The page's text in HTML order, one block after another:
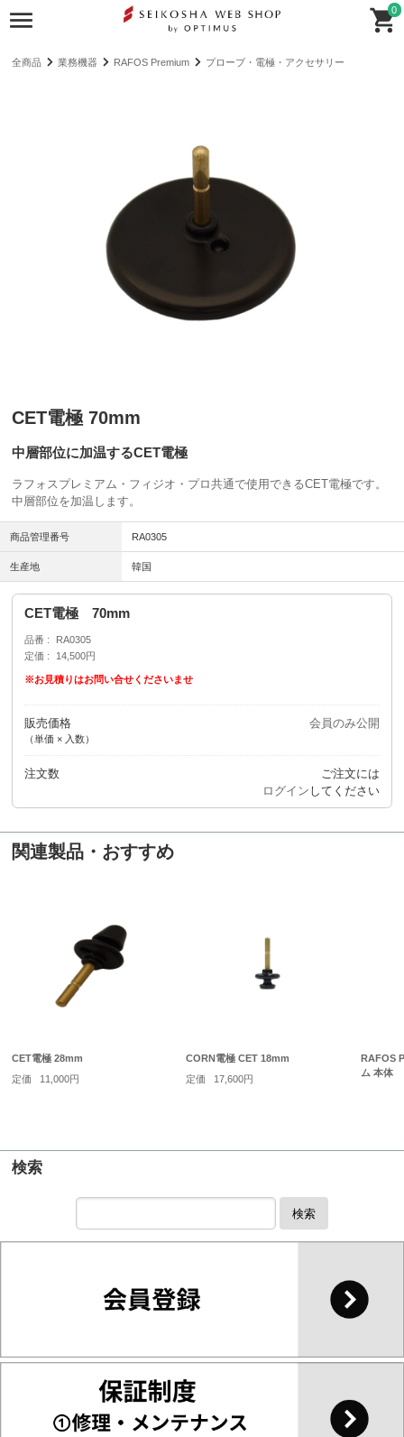
0
全商品 業務機器 RAFOS Premium プローブ・電極・アクセサリー
CET電極 70mm
中層部位に加温するCET電極
ラフォスプレミアム・フィジオ・プロ共通で使用できるCET電極です。
中層部位を加温します。
商品管理番号 RA0305
生産地 韓国
CET電極 70mm
品番
RA0305
定価
14,500円
※お見積りはお問い合せくださいませ
販売価格
（単価 × 入数）
会員のみ公開
注文数
ご注文には
ログイン してください
関連製品・おすすめ
CET電極 28mm
定価
11,000円
CORN電極 CET 18mm
定価
17,600円
RAFOS
ム 本体
検索
検索